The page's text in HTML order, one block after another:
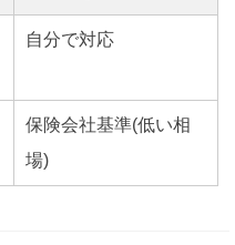
自分で対応
保険会社基準(低い相
場)